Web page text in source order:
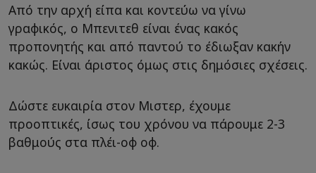
Από την αρχή είπα και κοντεύω να γίνω
γραφικός, ο Μπενιτεθ είναι ένας κακός
προπονητής και από παντού το έδιωξαν κακήν
κακώς. Είναι άριστος όμως στις δημόσιες σχέσεις.
Δώστε ευκαιρία στον Μιστερ, έχουμε
προοπτικές, ίσως του χρόνου να πάρουμε 2-3
βαθμούς στα πλέι-οφ οφ.